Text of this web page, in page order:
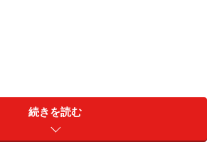
ク！】
」に変化あり。2024年の注目顔はイ
続きを読む